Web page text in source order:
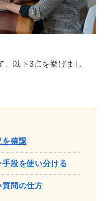
、以下3点を挙げまし
を確認
段を使い分ける
問の仕方